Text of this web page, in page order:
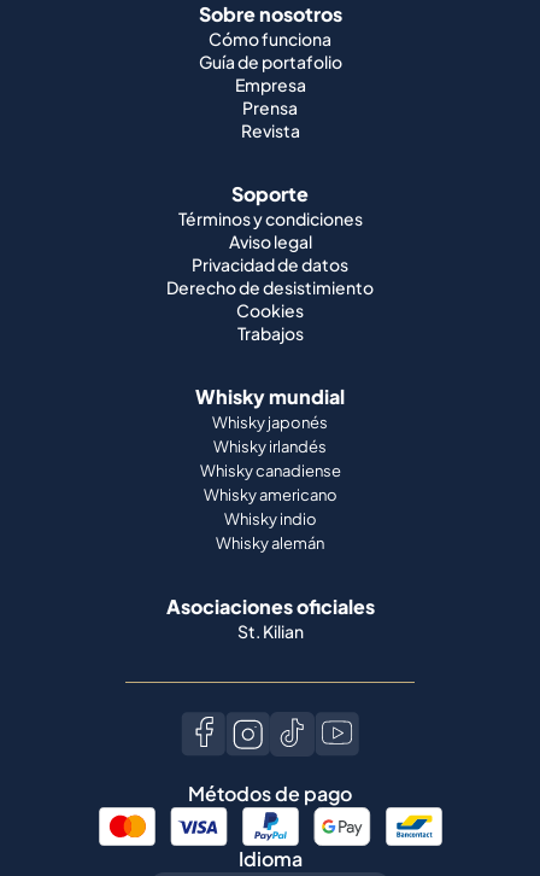
Sobre nosotros
Cómo funciona
Guía de portafolio
Empresa
Prensa
Revista
Soporte
Términos y condiciones
Aviso legal
Privacidad de datos
Derecho de desistimiento
Cookies
Trabajos
Whisky mundial
Whisky japonés
Whisky irlandés
Whisky canadiense
Whisky americano
Whisky indio
Whisky alemán
Asociaciones oficiales
St. Kilian
Métodos de pago
Idioma